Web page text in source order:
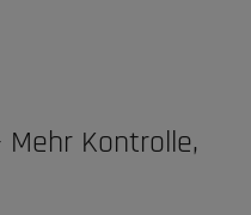
Kontrolle,